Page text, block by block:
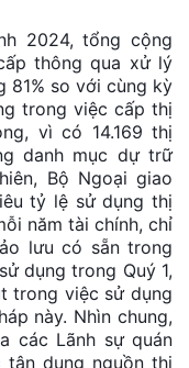
2024, tổng cộng
thông qua xử lý
81% so với cùng kỳ
trong việc cấp thị
vì có 14.169 thị
danh mục dự trữ
Bộ Ngoại giao
tỷ lệ sử dụng thị
năm tài chính, chỉ
lưu có sẵn trong
dụng trong Quý 1,
trong việc sử dụng
này. Nhìn chung,
các Lãnh sự quán
dụng nguồn thị